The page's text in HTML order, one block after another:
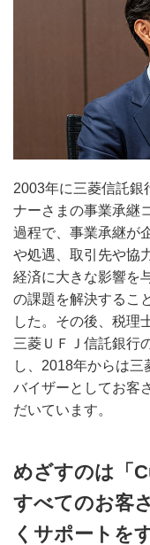
2003年に三菱信託銀
ナーさまの事業承継
過程で、事業承継が
や処遇、取引先や協
経済に大きな影響を
の課題を解決するこ
した。その後、税理
三菱ＵＦＪ信託銀行
し、2018年からは三
バイザーとしてお客
だいています。
めざすのは「
すべてのお客
くサポートを